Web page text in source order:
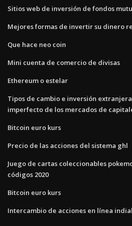
Sitios web de inversión de fondos
Mejores formas de invertir su dinero
Que hace neo coin
Mini cuenta de comercio de divisas
Ethereum o estelar
Tipos de cambio e inversión
imperfecto de los mercados de
Bitcoin euro kurs
Precio de las acciones del sistema ghl
Juego de cartas coleccionables
códigos 2020
Bitcoin euro kurs
Intercambio de acciones en línea